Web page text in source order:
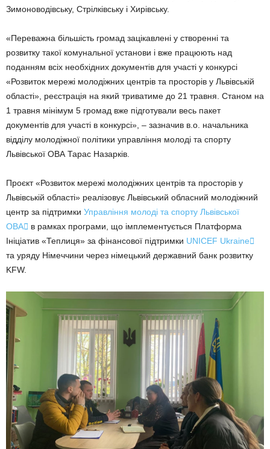
Зимоноводівську, Стрілківську і Хирівську.
«Переважна більшість громад зацікавлені у створенні та
розвитку такої комунальної установи і вже працюють над
поданням всіх необхідних документів для участі у конкурсі
«Розвиток мережі молодіжних центрів та просторів у Львівській
області», реєстрація на який триватиме до 21 травня. Станом на
1 травня мінімум 5 громад вже підготували весь пакет
документів для участі в конкурсі», – зазначив в.о. начальника
відділу молодіжної політики управління молоді та спорту
Львівської ОВА Тарас Назарків.
Проєкт «Розвиток мережі молодіжних центрів та просторів у
Львівській області» реалізовує Львівський обласний молодіжний
центр за підтримки Управління молоді та спорту Львівської
ОВА в рамках програми, що імплементується Платформа
Ініціатив «Теплиця» за фінансової підтримки UNICEF Ukraine
та уряду Німеччини через німецький державний банк розвитку
KFW.